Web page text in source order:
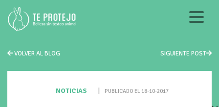
VOLVER AL BLOG SIGUIENTE POST
NOTICIAS PUBLICADO EL 18-10-2017